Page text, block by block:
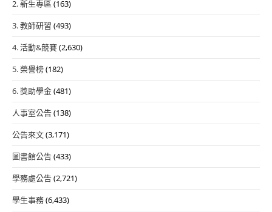
2. 新生專區 (163)
3. 教師研習 (493)
4. 活動&競賽(2,630)
5. 榮譽榜(182)
6. 獎助學金(481)
人事室公告(138)
公告來文(3,171)
圖書館公告(433)
學務處公告(2,721)
學生事務(6,433)